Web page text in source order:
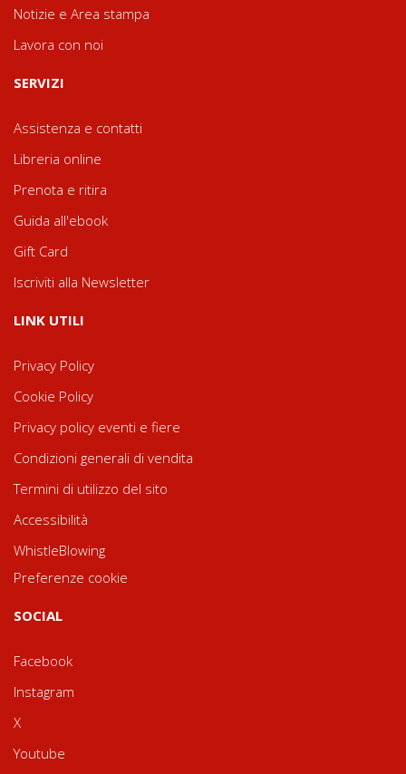
Notizie e Area stampa
Lavora con noi
SERVIZI
Assistenza e contatti
Libreria online
Prenota e ritira
Guida all'ebook
Gift Card
Iscriviti alla Newsletter
LINK UTILI
Privacy Policy
Cookie Policy
Privacy policy eventi e fiere
Condizioni generali di vendita
Termini di utilizzo del sito
Accessibilità
WhistleBlowing
Preferenze cookie
SOCIAL
Facebook
Instagram
X
Youtube